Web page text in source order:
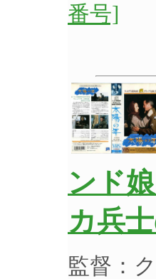
番号]
ンド
カ兵
監督：